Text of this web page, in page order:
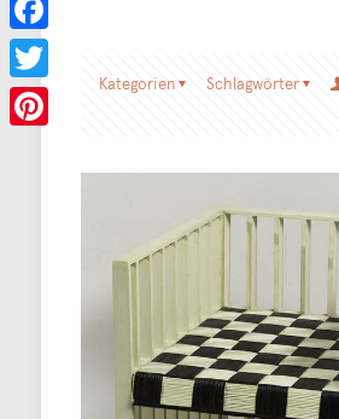
Kategorien Schlagwörter
Facebook
Twitter